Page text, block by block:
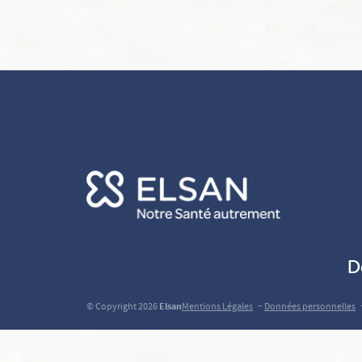
© Copyright 2026ElsanMentions Légales -Données personnelles